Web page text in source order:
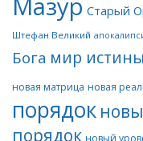
Мазур Старый
Штефан Великий
Бога мир истины
новая матрица новая
порядок
порядок